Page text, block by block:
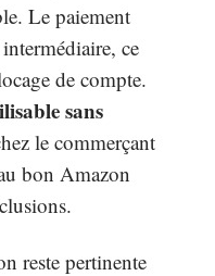
Le paiement
intermédiaire, ce
de compte.
sans
le commerçant
bon Amazon
reste pertinente